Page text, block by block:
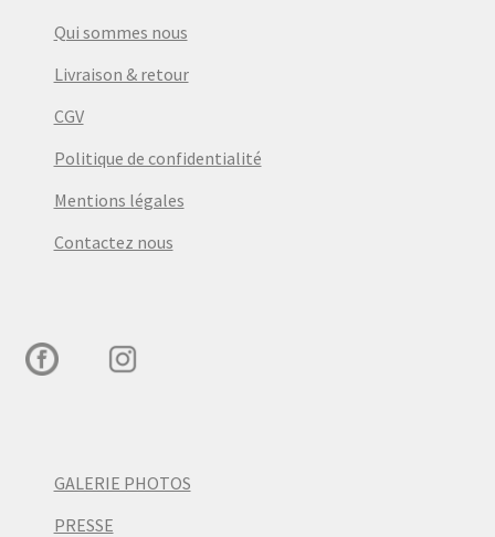
Qui sommes nous
Livraison & retour
CGV
Politique de confidentialité
Mentions légales
Contactez nous
GALERIE PHOTOS
PRESSE